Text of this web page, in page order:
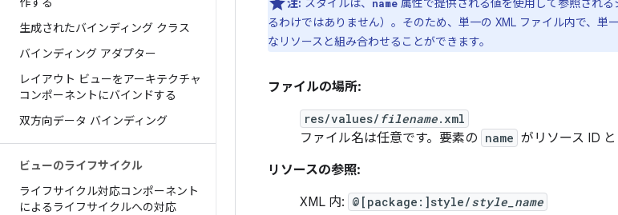
生成されたバインディング クラス
バインディング アダプター
レイアウト ビューをアーキテクチャ
コンポーネントにバインドする
双方向データ バインディング
ビューのライフサイクル
ライフサイクル対応コンポーネント
によるライフサイクルへの対応
注: スタイルは、 name 属性で提供される値を使用して参照され
るわけではありません）。そのため、単一の XML ファイル内で、単
なリソースと組み合わせることができます。
ファイルの場所:
res/values/ filename.xml
ファイル名は任意です。要素の name がリソース ID と
リソースの参照:
XML 内: @[package:]style/style_name